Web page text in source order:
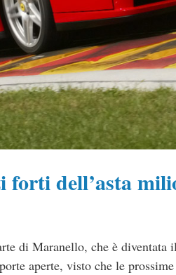
forti dell’asta
di Maranello, che è
aperte, visto che le